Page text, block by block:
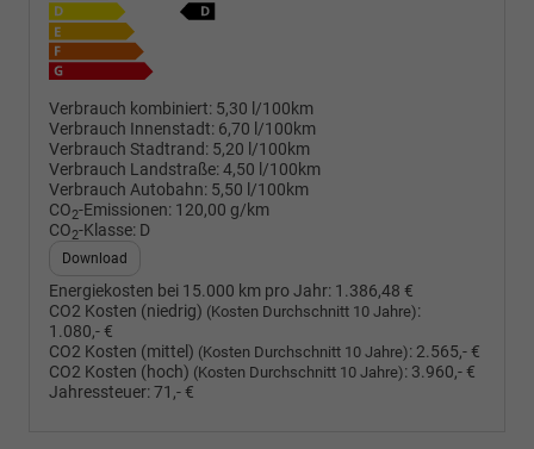
Verbrauch kombiniert: 5,30 l/100km
Verbrauch Innenstadt: 6,70 l/100km
Verbrauch Stadtrand: 5,20 l/100km
Verbrauch Landstraße:4,50 l/100km
Verbrauch Autobahn: 5,50 l/100km
CO2-Emissionen: 120,00 g/km
CO2-Klasse: D
Download
Energiekosten bei 15.000 km pro Jahr: 1.386,48 €
CO2 Kosten (niedrig) (Kosten Durchschnitt 10 Jahre):
1.080,- €
CO2 Kosten (mittel) (Kosten Durchschnitt 10 Jahre): 2.565,- €
CO2 Kosten (hoch) (Kosten Durchschnitt 10 Jahre): 3.960,- €
Jahressteuer:71,- €